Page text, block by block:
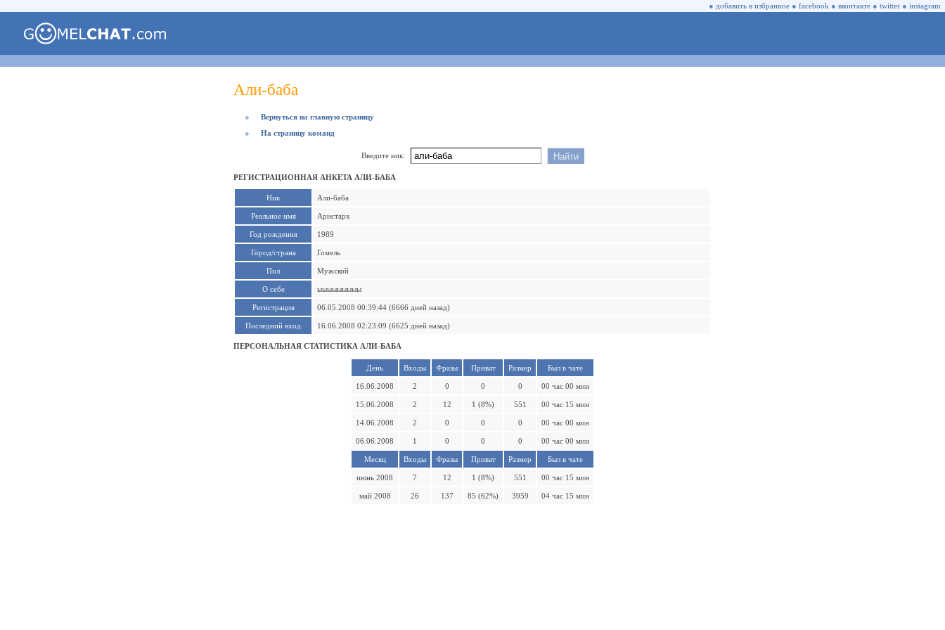
● добавить в избранное ● facebook ● вконтакте ● twitter ● instagram
Али-баба
●
Вернуться на главную страницу
●
На страницу команд
Введите ник:
РЕГИСТРАЦИОННАЯ АНКЕТА АЛИ-БАБА
Ник Али-баба
Реальное имя Аристарх
Год рождения 1989
Город/страна Гомель
Пол Мужской
О себе ыыыыыыыыы
Регистрация 06.05.2008 00:39:44 (6666 дней назад)
Последний вход 16.06.2008 02:23:09 (6625 дней назад)
ПЕРСОНАЛЬНАЯ СТАТИСТИКА АЛИ-БАБА
День Входы Фразы Приват Размер Был в чате
16.06.2008 2 0 0 0 00 час 00 мин
15.06.2008 2 12 1 (8%) 551 00 час 15 мин
14.06.2008 2 0 0 0 00 час 00 мин
06.06.2008 1 0 0 0 00 час 00 мин
Месяц Входы Фразы Приват Размер Был в чате
июнь 2008 7 12 1 (8%) 551 00 час 15 мин
май 2008 26 137 85 (62%) 3959 04 час 15 мин